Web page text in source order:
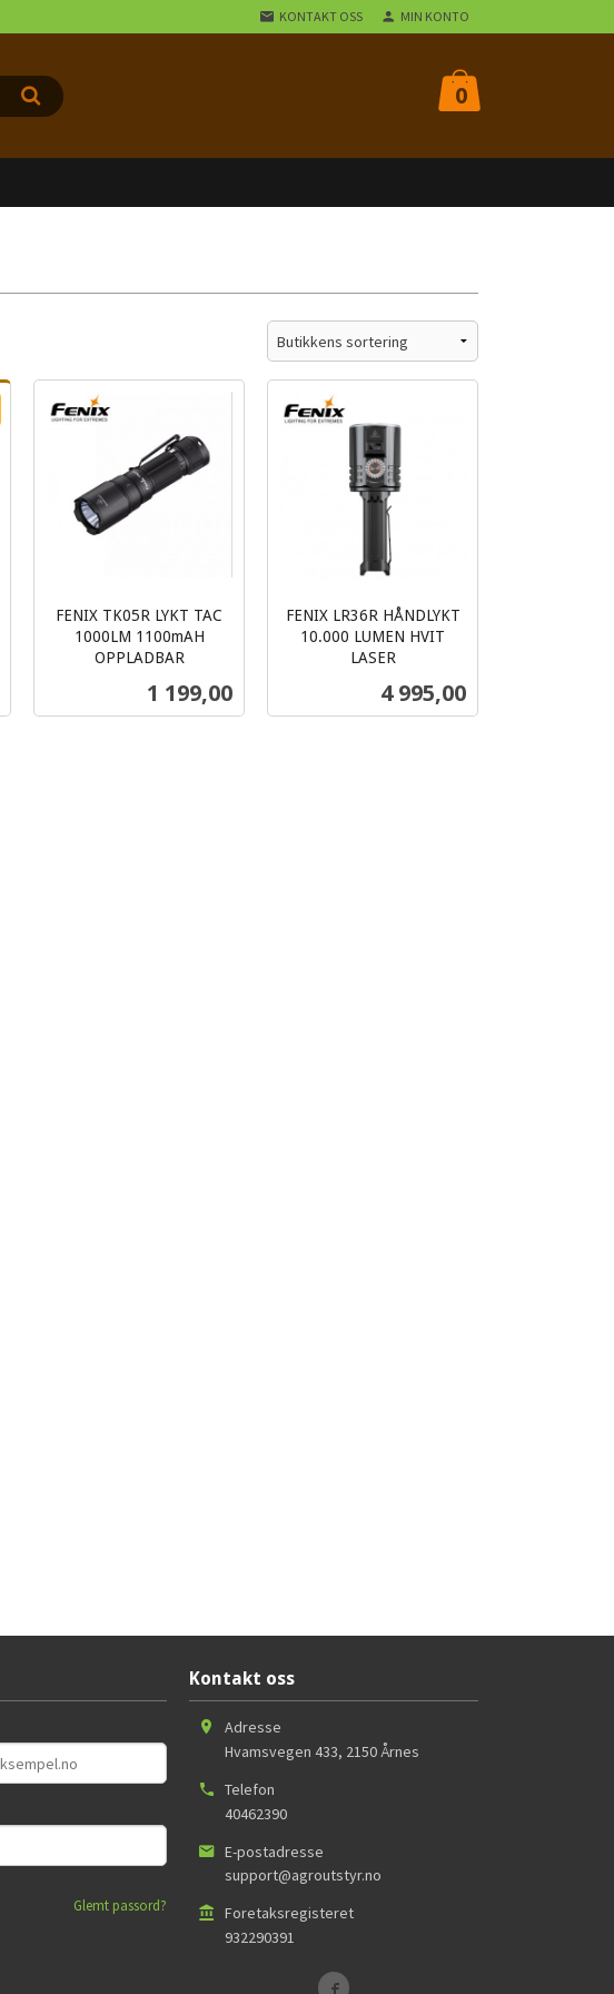
KONTAKT OSS MIN KONTO
0
FENIX TK05R LYKT TAC
1000LM 1100mAH
OPPLADBAR
Pris
1 199,00
FENIX LR36R HÅNDLYKT
10.000 LUMEN HVIT
LASER
Pris
4 995,00
Glemt passord?
Kontakt oss
Adresse
Hvamsvegen 433, 2150Årnes
Telefon
40462390
E-postadresse
support@agroutstyr.no
Foretaksregisteret
932290391